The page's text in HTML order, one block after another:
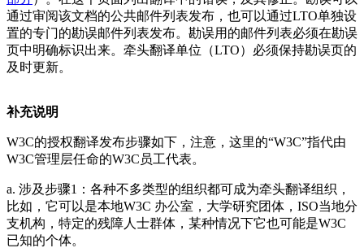
通过审阅该文档的公共邮件列表发布，也可以通过LTO单独设
置的专门的勘误邮件列表发布。勘误用的邮件列表必须在勘误
页中明确标识出来。牵头翻译单位（LTO）必须保持勘误页的
及时更新。
补充说明
W3C的授权翻译发布步骤如下，注意，这里的“W3C”指代由
W3C管理层任命的W3C员工代表。
a. 涉及步骤1：各种不多类型的组织都可成为牵头翻译组织，
比如，它可以是本地W3C 办公室，大学研究团体，ISO当地分
支机构，特定的残障人士群体，某种情况下它也可能是W3C
已知的个体。